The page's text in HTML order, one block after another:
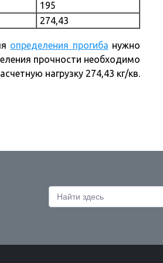
195
274,43
определения прогиба нужно
прочности необходимо
нагрузку 274,43 кг/кв.